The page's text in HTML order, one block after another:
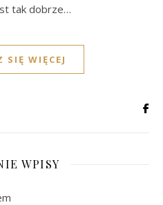
tak dobrze…
SIĘ WIĘCEJ
WPISY